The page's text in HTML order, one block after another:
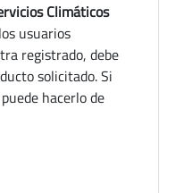
Climáticos
usuarios
registrado, debe
solicitado. Si
hacerlo de